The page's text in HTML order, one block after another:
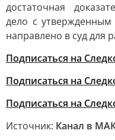
достаточная
дело с
направлено в суд для
Подписаться на
Подписаться на
Подписаться на
Источник: Канал в